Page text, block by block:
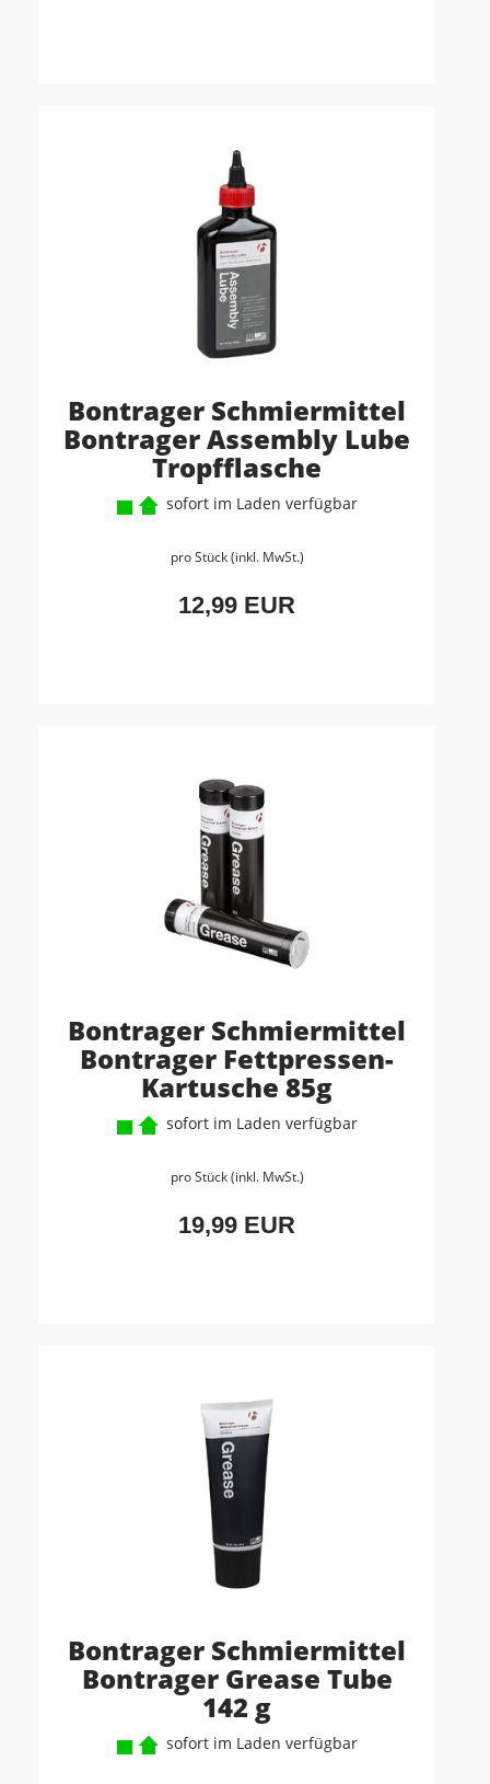
Bontrager Schmiermittel
Bontrager Assembly Lube
Tropfflasche
sofort im Laden verfügbar
pro Stück (inkl. MwSt.)
12,99 EUR
Bontrager Schmiermittel
Bontrager Fettpressen-
Kartusche 85g
sofort im Laden verfügbar
pro Stück (inkl. MwSt.)
19,99 EUR
Bontrager Schmiermittel
Bontrager Grease Tube
142 g
sofort im Laden verfügbar